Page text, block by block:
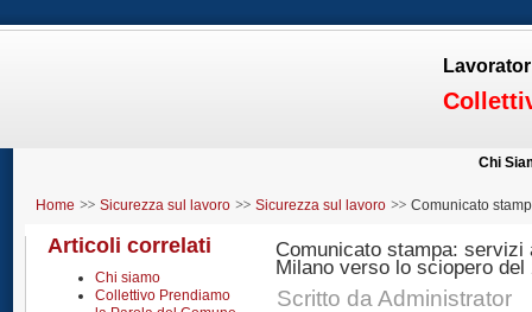
Chi
Home Sicurezza sul lavoro Sicurezza sul lavoro
Comunicato
Articoli correlati
Chi siamo
Collettivo Prendiamo
Comunicato stampa: servizi
Milano verso lo sciopero del
Scritto da Administrator